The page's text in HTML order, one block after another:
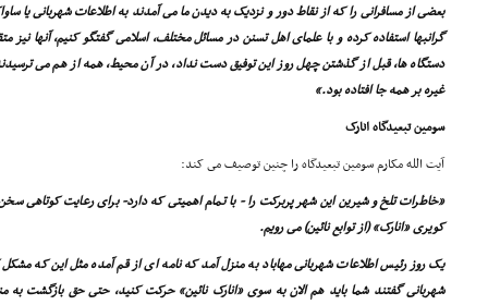
بعضى از مسافرانى را که از نقاط دور و نزدیک به دیدن ما مى آمدند به اطلاعات شهربانى یا
گرانبها استفاده کرده و با علماى اهل تسنن در مسائل مختلف، اسلامى گفتگو کنیم، آنها نیز
دستگاه ها، قبل از گذشتن چهل روز این توفیق دست نداد، در آن محیط، همه از هم مى
غیره بر همه جا افتاده بود.»
سومین تبعیدگاه انارک
آیت الله مکارم سومین تبعیدگاه را چنین توصیف مى کند:
«خاطرات تلخ و شیرین این شهر پربرکت را - با تمام اهمیتى که دارد- براى رعایت کوتاهى
کویرى «انارک» (از توابع نائین) مى رویم.
یک روز رئیس اطلاعات شهربانى مهاباد به منزل آمد که نامه اى از قم آمده مثل این که مشکل
شهربانى گفتند شما باید هم الان به سوى «انارک نائین» حرکت کنید، حتى حق بازگشت